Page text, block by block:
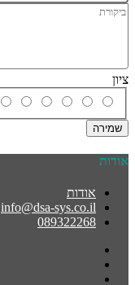
ציון
שמירה
אודות
אודות
info@dsa-sys.co.il
089322268